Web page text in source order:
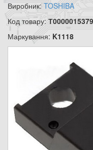
Виробник:TOSHIBA
Код товару:Т0000015379
Маркування: K1118